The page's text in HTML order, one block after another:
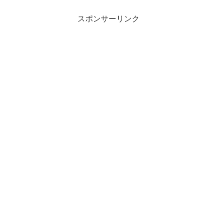
スポンサーリンク